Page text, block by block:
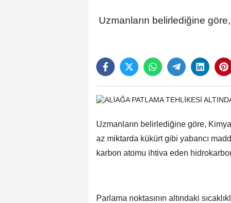
Uzmanların belirlediğine
Uzmanların belirlediğine göre,
az miktarda kükürt gibi yabancı
karbon atomu ihtiva eden
Parlama noktasının altındaki